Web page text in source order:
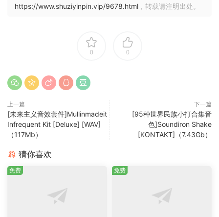
更新了什么
rumble.com、vk.com、youtube.com
4.7.24
改进：bilibili.com、douyin.com、nu.nl、
改进：停止直播的可靠性。
新增内容：更改默认块大小的实验选项。
https://www.shuziyinpin.vip/9678.html ，转载请注明出处。
0 0
上一篇
[未来主义音效套件]Mullinmadeit
Infrequent Kit [Deluxe] [WAV]
（117Mb）
下一篇
[95种世界民族小打合集音
色]Soundiron Shake
[KONTAKT]（7.43Gb）
猜你喜欢
免费 免费